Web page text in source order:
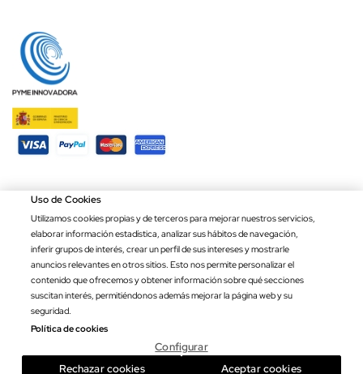
Aviso legal
Política de privacidad
Política de cookies
Condiciones de compra
Ley de transparencia
Copyright © 2026 Banderas Puerta de Hierro®. Todos los derechos
reservados.
Uso de Cookies
Utilizamos cookies propias y de terceros para mejorar nuestros servicios,
elaborar información estadística, analizar sus hábitos de navegación,
inferir grupos de interés, crear un perfil de sus intereses y mostrarle
anuncios relevantes en otros sitios. Esto nos permite personalizar el
contenido que ofrecemos y obtener información sobre qué secciones
suscitan interés, permitiéndonos además mejorar la página web y su
seguridad.
Política de cookies
Configurar
Rechazar cookies
Aceptar cookies